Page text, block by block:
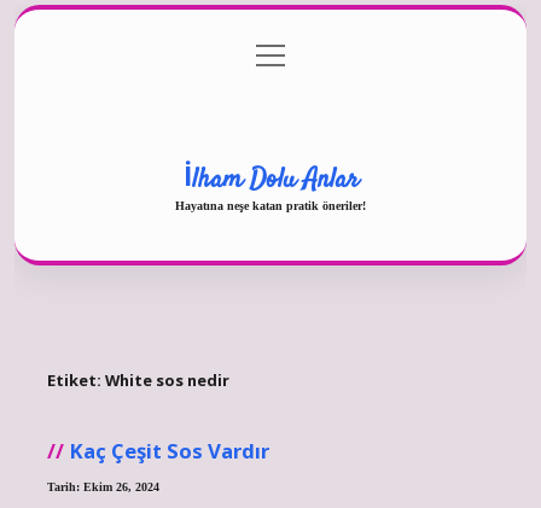
Gizlilik Politikası
menüyü
aç
İlham Dolu Anlar
Hayatına neşe katan pratik öneriler!
Etiket: White sos nedir
Kaç Çeşit Sos Vardır
Tarih: Ekim 26, 2024